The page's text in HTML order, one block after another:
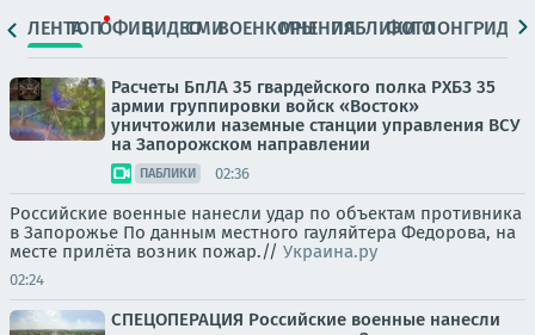
ЛЕНТАТОПОФИЦ.ВИДЕОСМИВОЕНКОРЫМНЕНИЯПАБЛИКИ
ФОТОЛОНГРИДЫ
Расчеты БпЛА 35 гвардейского полка РХБЗ 35
армии группировки войск «Восток»
уничтожили наземные станции управления ВСУ
на Запорожском направлении
ПАБЛИКИ 02:36
Российские военные нанесли удар по объектам противника
в Запорожье По данным местного гауляйтера Федорова, на
месте прилёта возник пожар.// Украина.ру
02:24
СПЕЦОПЕРАЦИЯ Российские военные нанесли